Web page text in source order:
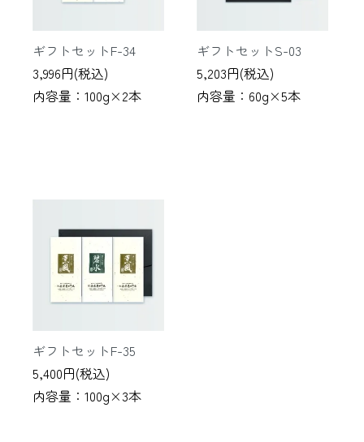
ギフトセットF-34
3,996円(税込)
内容量：100g×2本
ギフトセットS-03
5,203円(税込)
内容量：60g×5本
ギフトセットF-35
5,400円(税込)
内容量：100g×3本